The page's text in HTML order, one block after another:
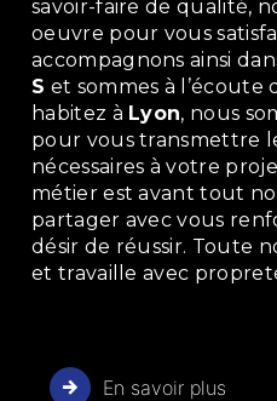
savoir-faire de qualité,
oeuvre pour vous
accompagnons ainsi
S et sommes à l’écoute
habitez à Lyon, nous
pour vous transmettre
nécessaires à votre
métier est avant tout
partager avec vous
désir de réussir. Toute
et travaille avec
En savoir plus